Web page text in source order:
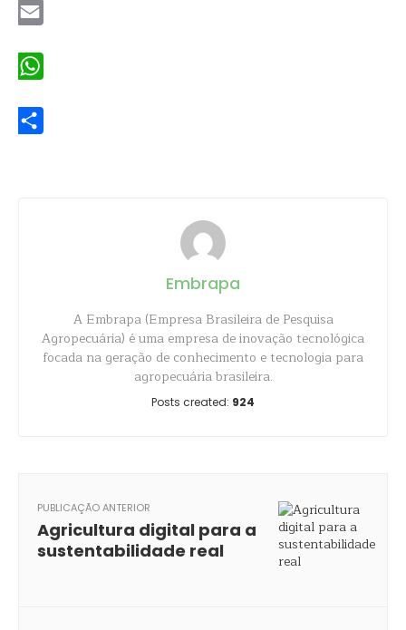
Embrapa
A Embrapa (Empresa Brasileira de Pesquisa
Agropecuária) é uma empresa de inovação tecnológica
focada na geração de conhecimento e tecnologia para
agropecuária brasileira.
Posts created: 924
PUBLICAÇÃO ANTERIOR
Agricultura digital para a
sustentabilidade real